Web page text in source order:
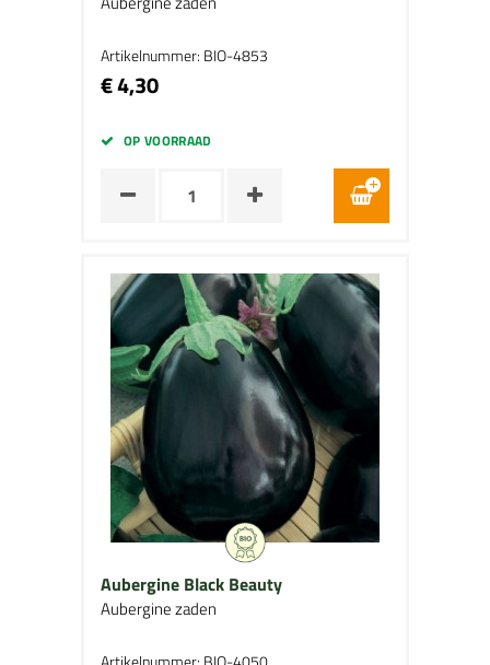
Artikelnummer: BIO-4853
€ 4,30
OP VOORRAAD
Aubergine Black Beauty
Aubergine zaden